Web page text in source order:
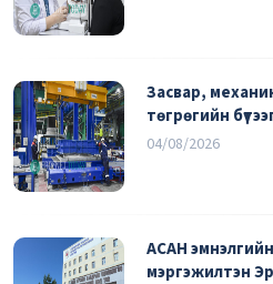
Засвар,
төгрөгийн
04/08/2026
АСАН
мэргэжилтэн